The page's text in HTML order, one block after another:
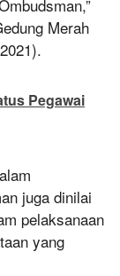
Merah
Pegawai
juga dinilai
pelaksanaan
yang